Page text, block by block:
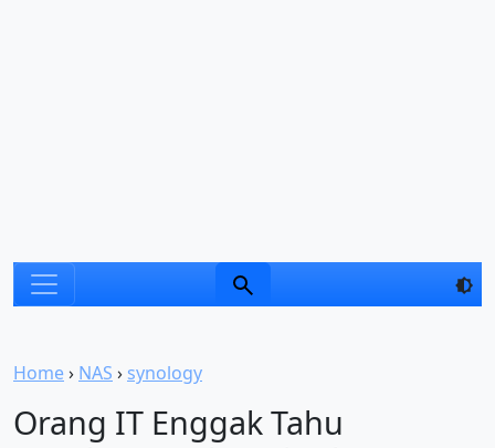
Home› NAS › synology
Orang IT Enggak Tahu